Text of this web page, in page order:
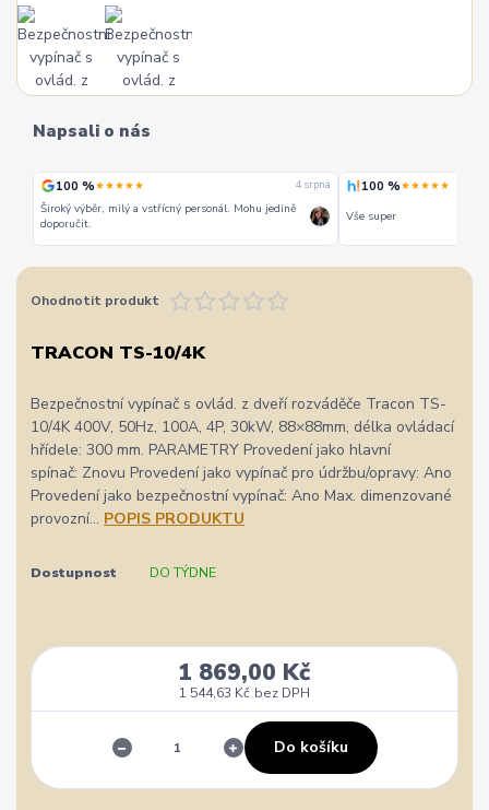
Napsali o nás
100 %★★★★★ 4. srpna
Široký výběr, milý a vstřícný personál. Mohu jedině
doporučit.
100 %★★★★★
Vše super
Ohodnotit produkt
TRACON TS-10/4K
Bezpečnostní vypínač s ovlád. z dveří rozváděče Tracon TS-
10/4K 400V, 50Hz, 100A, 4P, 30kW, 88×88mm, délka ovládací
hřídele: 300 mm. PARAMETRY Provedení jako hlavní
spínač: Znovu Provedení jako vypínač pro údržbu/opravy: Ano
Provedení jako bezpečnostní vypínač: Ano Max. dimenzované
provozní... POPIS PRODUKTU
Dostupnost DO TÝDNE
1 869,00 Kč
1 544,63 Kč bez DPH
Do košíku